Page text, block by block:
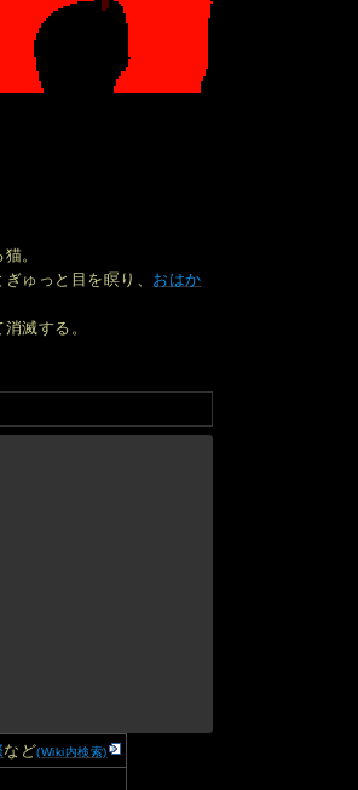
。
ゅっと目を瞑り、 おはか
滅する。
など(Wiki内検索)